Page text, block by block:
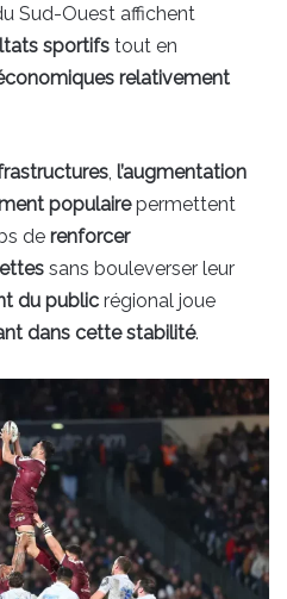
Sud-Ouest affichent
sportifs tout en
relativement
, l’augmentation
populairepermettent
de renforcer
sans bouleverser leur
du public régional joue
dans cette stabilité.